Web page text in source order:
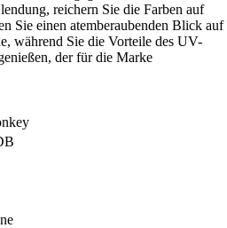
reichern Sie die Farben auf
Sie einen atemberaubenden Blick auf
während Sie die Vorteile des UV-
der für die Marke